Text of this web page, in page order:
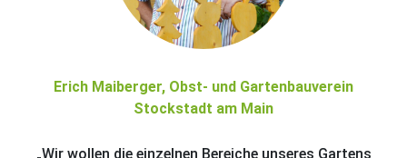
Erich Maiberger, Obst- und Gartenbauverein
Stockstadt am Main
„Wir wollen die einzelnen Bereiche unseres Gartens